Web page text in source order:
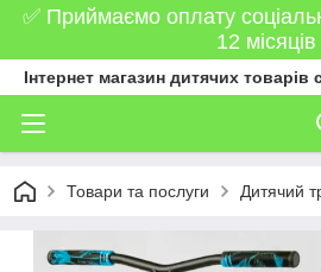
✅ Приймаємо оплату
12 місяців
Інтернет магазин дитячих
Товари та послуги Дитячий